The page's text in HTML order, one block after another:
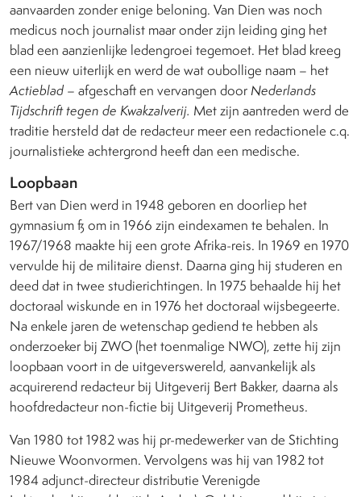
aanvaarden zonder enige beloning. Van Dien was noch
medicus noch journalist maar onder zijn leiding ging het
blad een aanzienlijke ledengroei tegemoet. Het blad kreeg
een nieuw uiterlijk en werd de wat oubollige naam – het
Actieblad – afgeschaft en vervangen door Nederlands
Tijdschrift tegen de Kwakzalverij. Met zijn aantreden werd de
traditie hersteld dat de redacteur meer een redactionele c.q.
journalistieke achtergrond heeft dan een medische.
Loopbaan
Bert van Dien werd in 1948 geboren en doorliep het
gymnasium ß om in 1966 zijn eindexamen te behalen. In
1967/1968 maakte hij een grote Afrika-reis. In 1969 en 1970
vervulde hij de militaire dienst. Daarna ging hij studeren en
deed dat in twee studierichtingen. In 1975 behaalde hij het
doctoraal wiskunde en in 1976 het doctoraal wijsbegeerte.
Na enkele jaren de wetenschap gediend te hebben als
onderzoeker bij ZWO (het toenmalige NWO), zette hij zijn
loopbaan voort in de uitgeverswereld, aanvankelijk als
acquirerend redacteur bij Uitgeverij Bert Bakker, daarna als
hoofdredacteur non-fictie bij Uitgeverij Prometheus.
Van 1980 tot 1982 was hij pr-medewerker van de Stichting
Nieuwe Woonvormen. Vervolgens was hij van 1982 tot
1984 adjunct-directeur distributie Verenigde